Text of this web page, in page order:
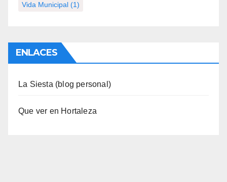
Vida Municipal (1)
ENLACES
La Siesta (blog personal)
Que ver en Hortaleza